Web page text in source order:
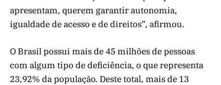
apresentam, querem garantir autonomia,
igualdade de acesso e de direitos”, afirmou.
O Brasil possui mais de 45 milhões de pessoas
com algum tipo de deficiência, o que representa
23,92% da população. Deste total, mais de 13